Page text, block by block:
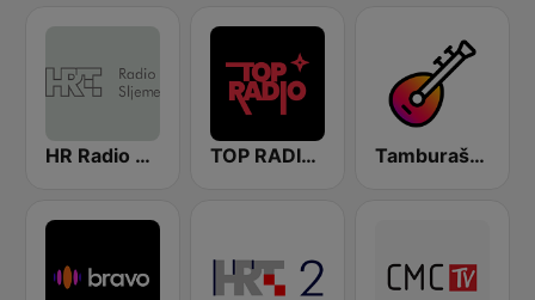
HR Radio Sljeme TOP RADIO 101 Tamburaški Radio